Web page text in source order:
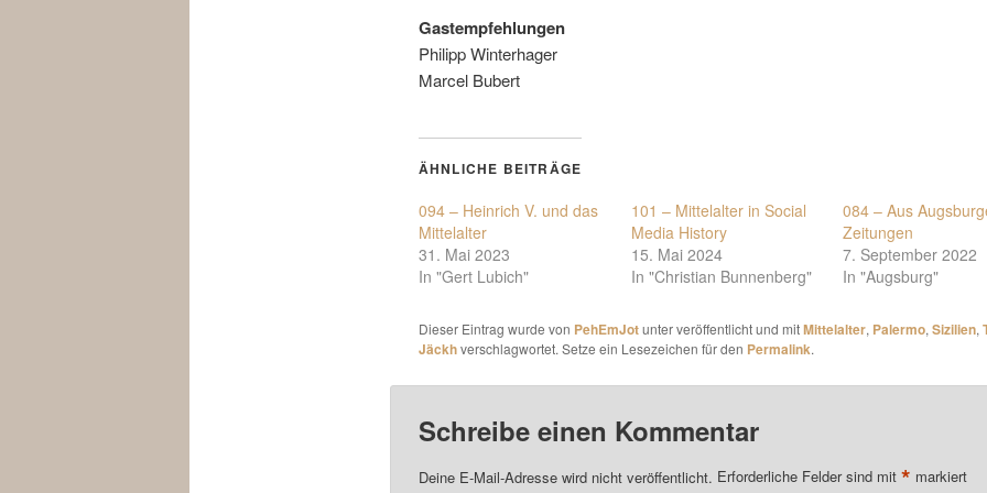
Gastempfehlungen
Philipp Winterhager
Marcel Bubert
ÄHNLICHE BEITRÄGE
094 – Heinrich V. und das
Mittelalter
31. Mai 2023
In "Gert Lubich"
101 – Mittelalter in Social
Media History
15. Mai 2024
In "Christian Bunnenberg"
084 – Aus
Zeitungen
7. September 2022
In "Augsburg"
Dieser Eintrag wurde von PehEmJotunter veröffentlicht und mitMittelalter, Palermo, Sizilien,
Jäckhverschlagwortet. Setze ein Lesezeichen für den Permalink.
Schreibe einen Kommentar
Deine E-Mail-Adresse wird nicht veröffentlicht. Erforderliche Felder sind mit * markiert